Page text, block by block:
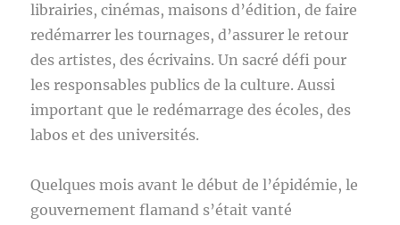
librairies, cinémas, maisons d’édition, de faire
redémarrer les tournages, d’assurer le retour
des artistes, des écrivains. Un sacré défi pour
les responsables publics de la culture. Aussi
important que le redémarrage des écoles, des
labos et des universités.
Quelques mois avant le début de l’épidémie, le
gouvernement flamand s’était vanté